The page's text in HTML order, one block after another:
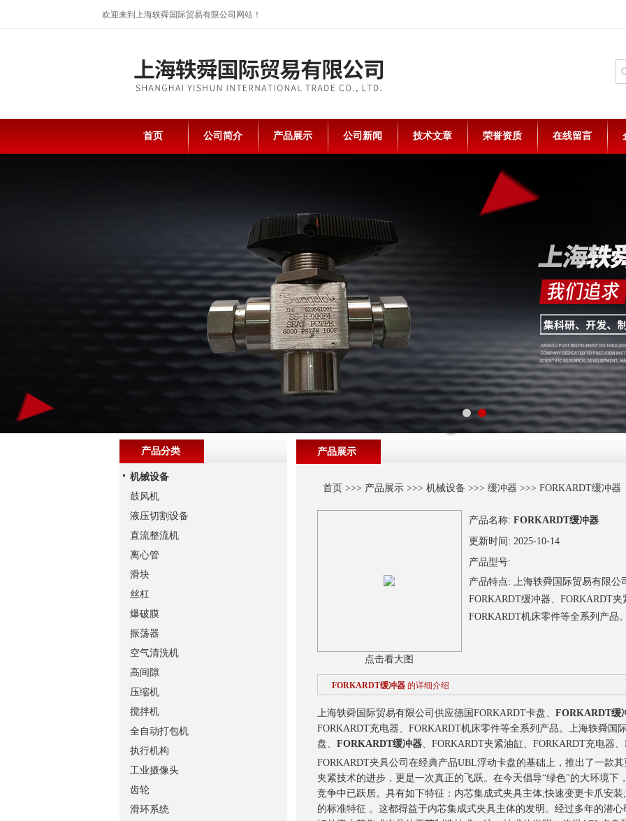
欢迎来到上海轶舜国际贸易有限公司网站！
首页 公司简介 产品展示 公司新闻 技术文章 荣誉资质 在线留言
产品展示
首页 >>> 产品展示>>> 机械设备 >>> 缓冲器 >>> FORKARDT缓冲器
点击看大图
产品名称: FORKARDT缓冲器
更新时间: 2025-10-14
产品型号:
产品特点: 上海轶舜国际贸易有限公
FORKARDT缓冲器、FORKARDT
FORKARDT机床零件等全系列产品
FORKARDT缓冲器 的详细介绍
上海轶舜国际贸易有限公司供应德国FORKARDT卡盘、 FORKARDT缓
FORKARDT充电器、FORKARDT机床零件等全系列产品。 上海轶舜国
盘、 FORKARDT缓冲器、FORKARDT夹紧油缸、FORKARDT充电器
FORKARDT夹具公司在经典产品UBL浮动卡盘的基础上，推出了一款
夹紧技术的进步，更是一次真正的飞跃。在今天倡导“绿色"的大环境下
竞争中已跃居。具有如下特征：内芯集成式夹具主体;快速变更卡爪安
的标准特征 。这都得益于内芯集成式夹具主体的发明。经过多年的潜
产品分类
机械设备
鼓风机
液压切割设备
直流整流机
离心管
滑块
丝杠
爆破膜
振荡器
空气清洗机
高间隙
压缩机
搅拌机
全自动打包机
执行机构
工业摄像头
齿轮
滑环系统